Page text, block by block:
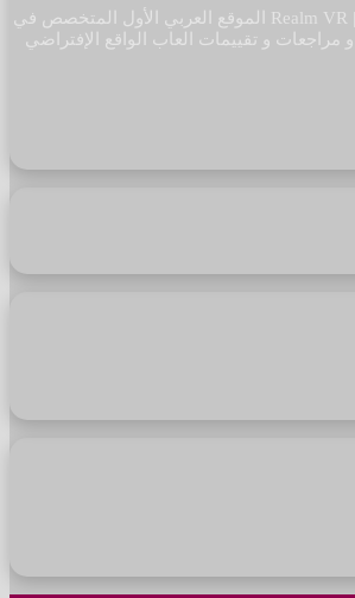
عالم الواقع الإفتراضي | Realm VR الموقع العربي الأول المتخصص في
مراجعات و تقييمات العاب الواقع الإفتراضي